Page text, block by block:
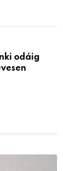
odáig